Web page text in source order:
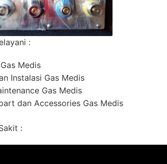
:
Medis
Instalasi Gas Medis
Gas Medis
dan Accessories Gas Medis
: